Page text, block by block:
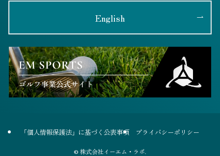
English
「個人情報保護法」に基づく公表事項 プライバシーポリシー
© 株式会社イーエム・ラボ.